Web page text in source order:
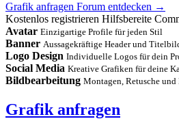
Grafik anfragen Forum entdecken →
Kostenlos registrieren Hilfsbereite
Avatar Einzigartige Profile für jeden Stil
Banner Aussagekräftige Header und
Logo Design Individuelle Logos für dein
Social Media Kreative Grafiken für deine
Bildbearbeitung Montagen, Retusche und
Grafik anfragen